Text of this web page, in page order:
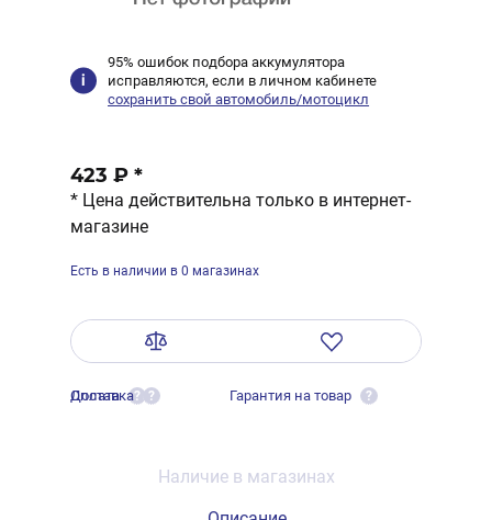
95% ошибок подбора аккумулятора
исправляются, если в личном кабинете
сохранить свой автомобиль/мотоцикл
423 ₽ *
* Цена действительна только в интернет-
магазине
Есть в наличии в 0 магазинах
Оплата ?
Доставка ? Гарантия на товар ?
Наличие в магазинах